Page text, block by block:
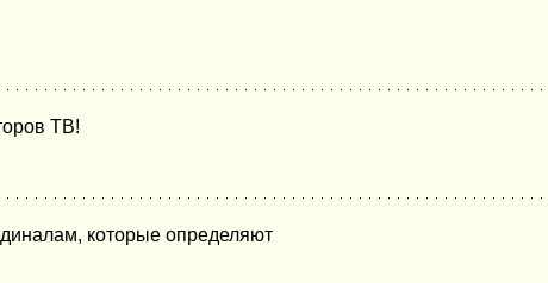
ТВ!
которые определяют